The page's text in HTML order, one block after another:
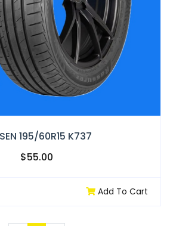
195/60R15 K737
$55.00
Add To Cart